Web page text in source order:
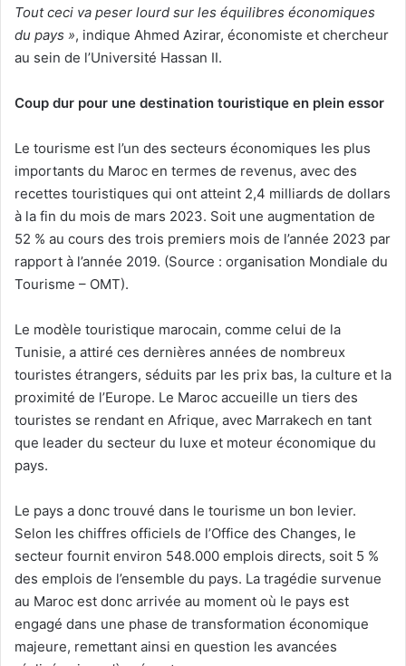
Tout ceci va peser lourd sur les équilibres économiques
du pays », indique Ahmed Azirar, économiste et chercheur
au sein de l’Université Hassan II.
Coup dur pour une destination touristique en plein essor
Le tourisme est l’un des secteurs économiques les plus
importants du Maroc en termes de revenus, avec des
recettes touristiques qui ont atteint 2,4 milliards de dollars
à la fin du mois de mars 2023. Soit une augmentation de
52 % au cours des trois premiers mois de l’année 2023 par
rapport à l’année 2019. (Source : organisation Mondiale du
Tourisme – OMT).
Le modèle touristique marocain, comme celui de la
Tunisie, a attiré ces dernières années de nombreux
touristes étrangers, séduits par les prix bas, la culture et la
proximité de l’Europe. Le Maroc accueille un tiers des
touristes se rendant en Afrique, avec Marrakech en tant
que leader du secteur du luxe et moteur économique du
pays.
Le pays a donc trouvé dans le tourisme un bon levier.
Selon les chiffres officiels de l’Office des Changes, le
secteur fournit environ 548.000 emplois directs, soit 5 %
des emplois de l’ensemble du pays. La tragédie survenue
au Maroc est donc arrivée au moment où le pays est
engagé dans une phase de transformation économique
majeure, remettant ainsi en question les avancées